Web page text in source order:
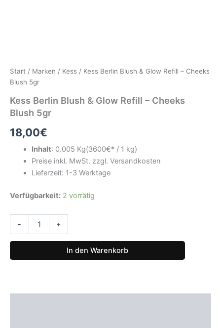
Start / Marken / Kess / Kess Berlin Blush & Glow Refill – Cheeks
Blush 5gr
Kess Berlin Blush & Glow Refill – Cheeks
Blush 5gr
18,00€
Inhalt: 0.005 Kg(3600€* / 1 kg)
Preise inkl. MwSt. zzgl. Versandkosten
Lieferzeit: 1-3 Werktage
Verfügbarkeit: 2 vorrätig
-
Kess
Blush
Glow
Refill
Menge
+
In den Warenkorb